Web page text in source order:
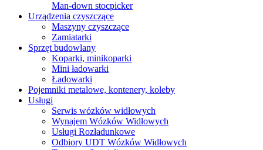
Man-down stocpicker
Urządzenia czyszczące
Maszyny czyszczące
Zamiatarki
Sprzęt budowlany
Koparki, minikoparki
Mini ładowarki
Ładowarki
Pojemniki metalowe, kontenery, koleby
Usługi
Serwis wózków widłowych
Wynajem Wózków Widłowych
Usługi Rozładunkowe
Odbiory UDT Wózków Widłowych